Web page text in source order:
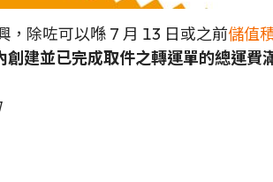
，除咗可以喺 7 月 13 日或之前儲值
創建並已完成取件之轉運單的總運